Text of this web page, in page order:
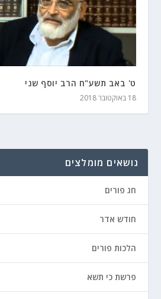
ט' באב תשע"ח הרב יוסף שני
18 באוקטובר 2018
נושאים מומלצים
חג פורים
חודש אדר
הלכות פורים
פרשת כי תשא